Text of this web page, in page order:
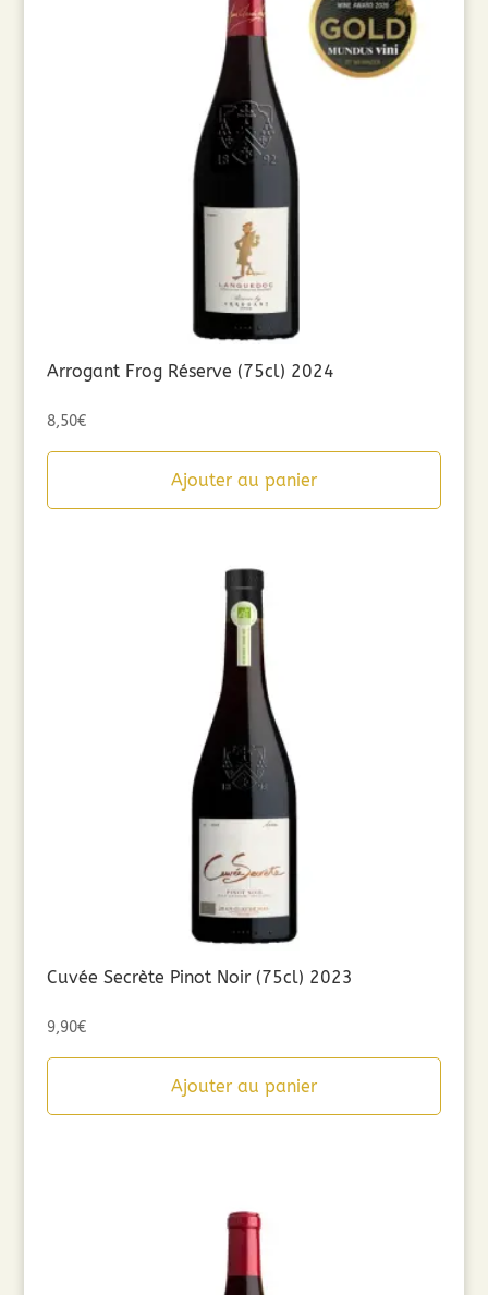
Arrogant Frog Réserve (75cl) 2024
8,50€
Ajouter au panier
Cuvée Secrète Pinot Noir (75cl) 2023
9,90€
Ajouter au panier